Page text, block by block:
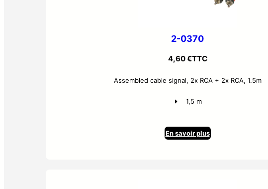
2-0370
4,60€TTC
Assembled cable signal, 2x RCA + 2x RCA, 1.5m
1,5 m
En savoir plus